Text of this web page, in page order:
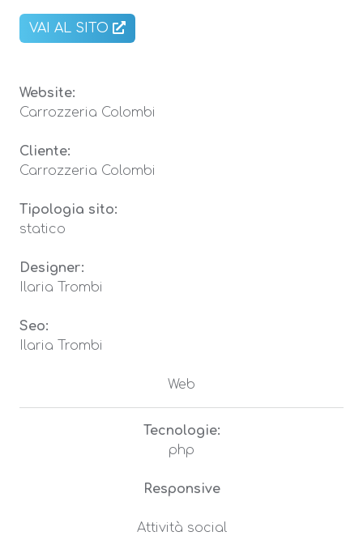
VAI AL SITO
Website:
Carrozzeria Colombi
Cliente:
Carrozzeria Colombi
Tipologia sito:
statico
Designer:
Ilaria Trombi
Seo:
Ilaria Trombi
Web
Tecnologie:
php
Responsive
Attività social